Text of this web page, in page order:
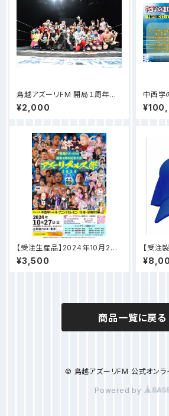
鳥越アズーリFM 開局１周年記
念大会 アズーリプロレス祭り 公
式DVD
¥2,000
中西学
ポンサ
ン】
【受注生産品】2024年10月27
日鳥越アズーリFM開局4周年記
念大会 アズーリプロレス祭DV
¥3,500
【受注
少しお
商品一覧に戻る
© 鳥越アズーリFM 公式オンラ
Powered by